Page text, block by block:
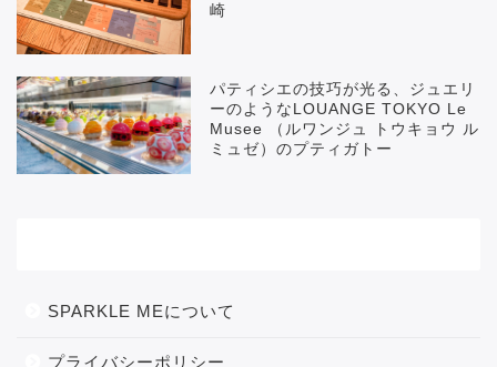
崎
パティシエの技巧が光る、ジュエリ
ーのようなLOUANGE TOKYO Le
Musee （ルワンジュ トウキョウ ル
ミュゼ）のプティガトー
SPARKLE MEについて
プライバシーポリシー